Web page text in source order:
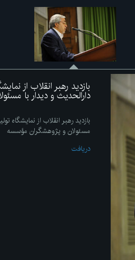
بازدید رهبر انقلاب از
دارالحدیث و دیدار با
بازدید رهبر انقلاب از نمایشگاه
مسئولان و پژوهشگران مؤسسه
دریافت